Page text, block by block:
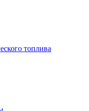
топлива